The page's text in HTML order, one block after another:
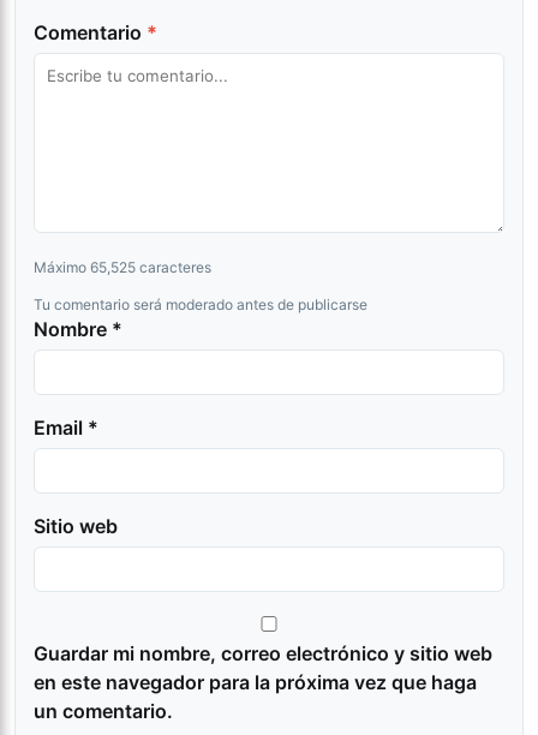
Comentario *
Máximo 65,525 caracteres
Tu comentario será moderado antes de publicarse
Nombre *
Email *
Sitio web
Guardar mi nombre, correo electrónico y sitio web
en este navegador para la próxima vez que haga
un comentario.